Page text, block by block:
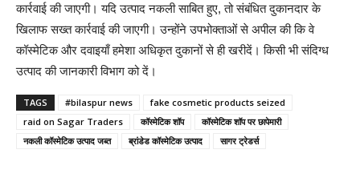
कार्रवाई की जाएगी। यदि उत्पाद नकली साबित हुए, तो संबंधित दुकानदार के
खिलाफ सख्त कार्रवाई की जाएगी। उन्होंने उपभोक्ताओं से अपील की कि वे
कॉस्मेटिक और दवाइयाँ हमेशा अधिकृत दुकानों से ही खरीदें। किसी भी संदिग्ध
उत्पाद की जानकारी विभाग को दें।
TAGS #bilaspur news
fake cosmetic products seized
raid on Sagar Traders
कॉस्मेटिक शॉप
कॉस्मेटिक शॉप पर छापेमारी
नकली कॉस्मेटिक उत्पाद जब्त
ब्रांडेड कॉस्मेटिक उत्पाद सागर ट्रेडर्स